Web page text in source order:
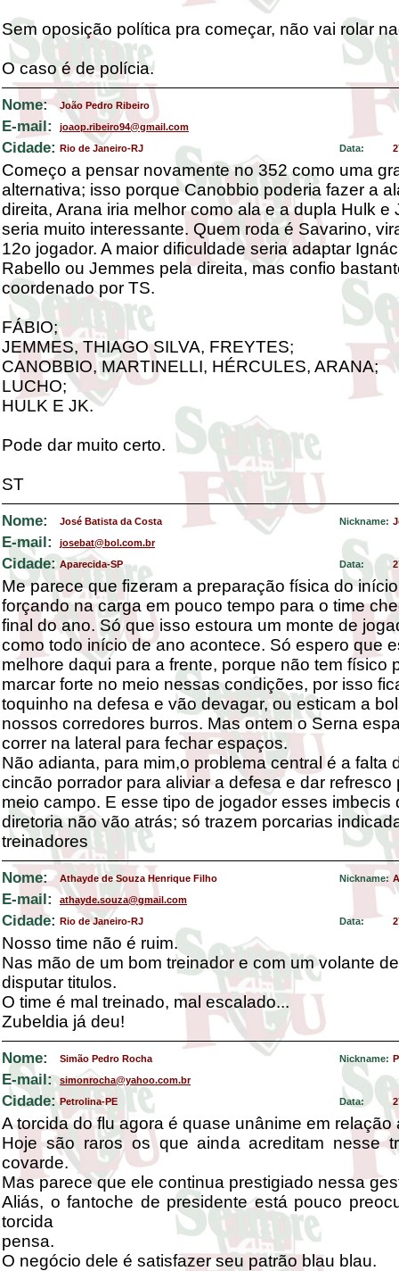
Sem oposição política pra começar, não vai rolar
O caso é de polícia.
Nome: João Pedro Ribeiro
E-mail: joaop.ribeiro94@gmail.com
Cidade: Rio de Janeiro-RJ Data:
Começo a pensar novamente no 352 como uma
alternativa; isso porque Canobbio poderia fazer a
direita, Arana iria melhor como ala e a dupla Hulk e
seria muito interessante. Quem roda é Savarino,
12o jogador. A maior dificuldade seria adaptar
Rabello ou Jemmes pela direita, mas confio
coordenado por TS.
FÁBIO;
JEMMES, THIAGO SILVA, FREYTES;
CANOBBIO, MARTINELLI, HÉRCULES, ARANA;
LUCHO;
HULK E JK.
Pode dar muito certo.
ST
Nome: José Batista da Costa Nickname:
E-mail: josebat@bol.com.br
Cidade: Aparecida-SP Data:
Me parece que fizeram a preparação física do
forçando na carga em pouco tempo para o time
final do ano. Só que isso estoura um monte de
como todo início de ano acontece. Só espero que
melhore daqui para a frente, porque não tem físico
marcar forte no meio nessas condições, por isso
toquinho na defesa e vão devagar, ou esticam a
nossos corredores burros. Mas ontem o Serna
correr na lateral para fechar espaços.
Não adianta, para mim,o problema central é a falta
cincão porrador para aliviar a defesa e dar refresco
meio campo. E esse tipo de jogador esses imbecis
diretoria não vão atrás; só trazem porcarias
treinadores
Nome: Athayde de Souza Henrique Filho Nickname:
E-mail: athayde.souza@gmail.com
Cidade: Rio de Janeiro-RJ Data:
Nosso time não é ruim.
Nas mão de um bom treinador e com um volante
disputar titulos.
O time é mal treinado, mal escalado...
Zubeldia já deu!
Nome: Simão Pedro Rocha Nickname:
E-mail: simonrocha@yahoo.com.br
Cidade: Petrolina-PE Data:
A torcida do flu agora é quase unânime em relação
Hoje são raros os que ainda acreditam nesse
covarde.
Mas parece que ele continua prestigiado nessa
Aliás, o fantoche de presidente está pouco
torcida
pensa.
O negócio dele é satisfazer seu patrão blau blau.